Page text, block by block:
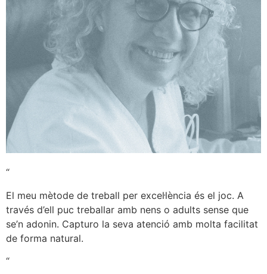
“
El meu mètode de treball per excel·lència és el joc. A
través d’ell puc treballar amb nens o adults sense que
se’n adonin. Capturo la seva atenció amb molta facilitat
de forma natural.
“